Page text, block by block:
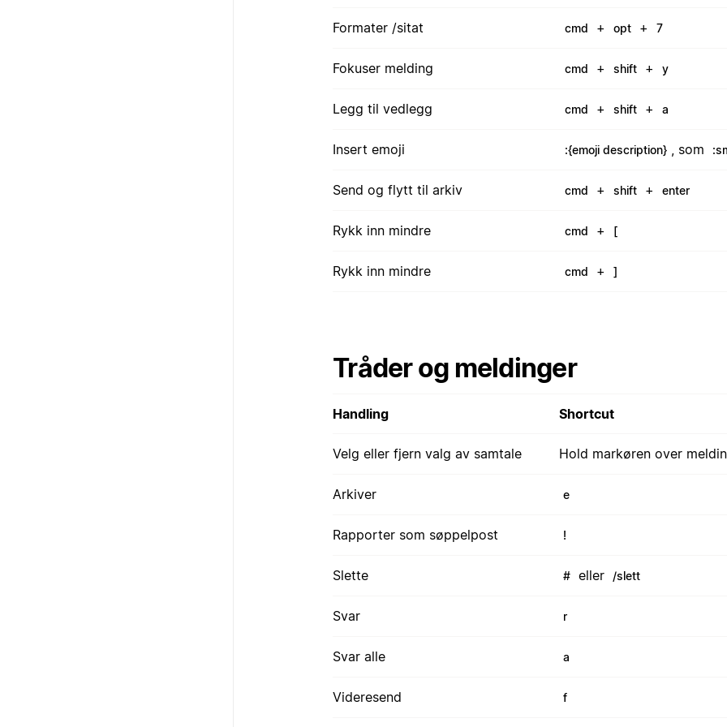
Formater /sitat cmd + opt + 7
Fokuser melding cmd + shift + y
Legg til vedlegg cmd + shift + a
Insert emoji :{emoji description} , som
Send og flytt til arkiv cmd + shift + enter
Rykk inn mindre cmd + [
Rykk inn mindre cmd + ]
Tråder og meldinger
Handling Shortcut
Velg eller fjern valg av samtale Hold markøren over
Arkiver e
Rapporter som søppelpost !
Slette # eller /slett
Svar r
Svar alle a
Videresend f